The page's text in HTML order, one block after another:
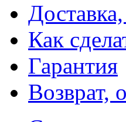
Как
Гарантия
Возврат,